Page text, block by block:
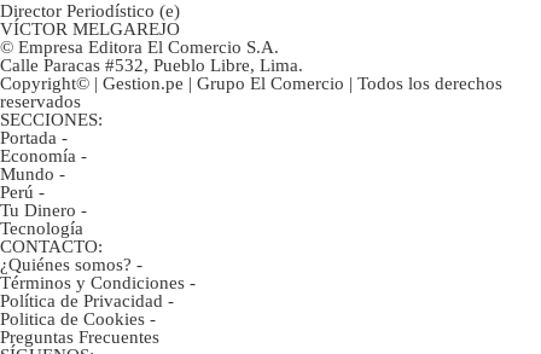
Director Periodístico (e)
VÍCTOR MELGAREJO
© Empresa Editora El Comercio S.A.
Calle Paracas #532, Pueblo Libre, Lima.
Copyright© | Gestion.pe | Grupo El Comercio | Todos los derechos
reservados
SECCIONES:
Portada -
Economía -
Mundo -
Perú -
Tu Dinero -
Tecnología
CONTACTO:
¿Quiénes somos? -
Términos y Condiciones -
Política de Privacidad -
Politica de Cookies -
Preguntas Frecuentes